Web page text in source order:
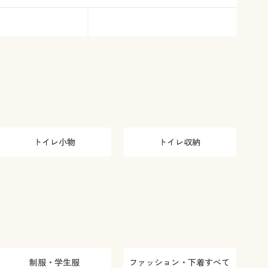
トイレ小物 トイレ収納
制服・学生服 ファッション・下着すべて